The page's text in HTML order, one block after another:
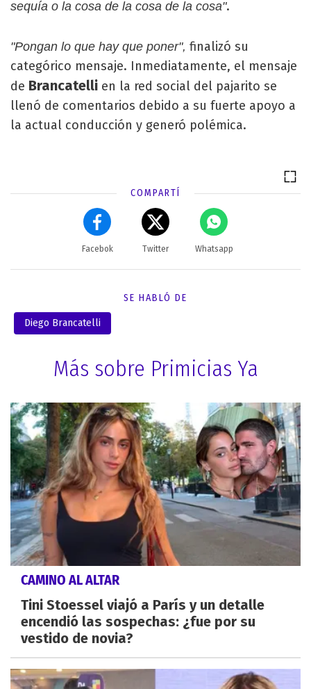
sequía o la cosa de la cosa de la cosa".
"Pongan lo que hay que poner", finalizó su
categórico mensaje. Inmediatamente, el mensaje
de Brancatelli en la red social del pajarito se
llenó de comentarios debido a su fuerte apoyo a
la actual conducción y generó polémica.
COMPARTÍ
Facebok Twitter Whatsapp
SE HABLÓ DE
Diego Brancatelli
Más sobre Primicias Ya
CAMINO AL ALTAR
Tini Stoessel viajó a París y un detalle
encendió las sospechas: ¿fue por su
vestido de novia?